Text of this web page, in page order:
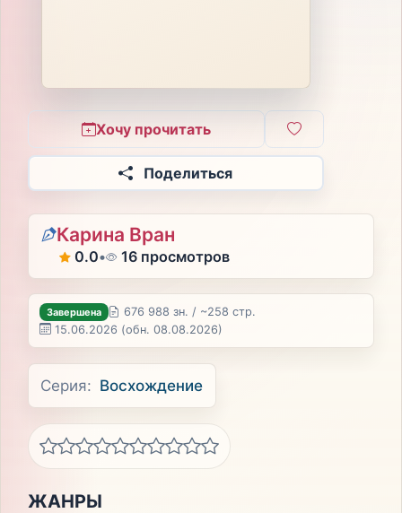
Хочу прочитать
Поделиться
Карина Вран
0.0• 16 просмотров
Завершена
676 988 зн. / ~258 стр.
15.06.2026 (обн. 08.08.2026)
Серия: Восхождение
ЖАНРЫ